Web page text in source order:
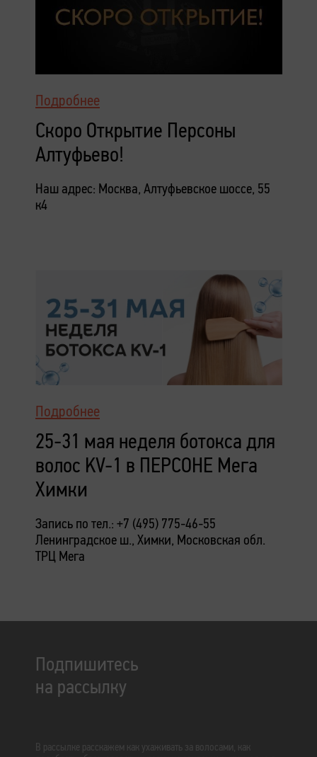
Подробнее
Скоро Открытие Персоны
Алтуфьево!
Наш адрес: Москва, Алтуфьевское шоссе, 55
к4
Подробнее
25-31 мая неделя ботокса для
волос KV-1 в ПЕРСОНЕ Мега
Химки
Запись по тел.: +7 (495) 775-46-55
Ленинградское ш., Химки, Московская обл.
ТРЦ Мега
Подпишитесь
на рассылку
В рассылке расскажем как ухаживать за волосами, как